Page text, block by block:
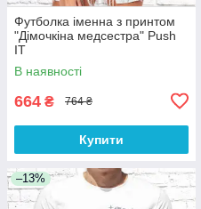
Футболка іменна з принтом
"Дімочкіна медсестра" Push
IT
В наявності
664 ₴ 764 ₴
Купити
–13%